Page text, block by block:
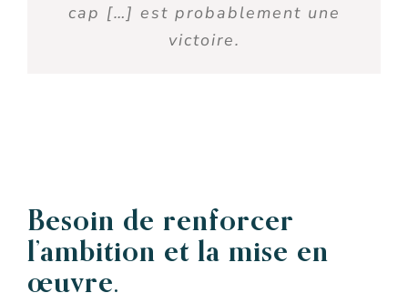
cap […] est probablement une
victoire.
Besoin de renforcer
l’ambition et la mise en
œuvre.